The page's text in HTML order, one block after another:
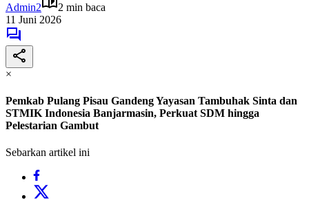
Admin2
2 min baca
11 Juni 2026
×
Pemkab Pulang Pisau Gandeng Yayasan Tambuhak Sinta dan
STMIK Indonesia Banjarmasin, Perkuat SDM hingga
Pelestarian Gambut
Sebarkan artikel ini